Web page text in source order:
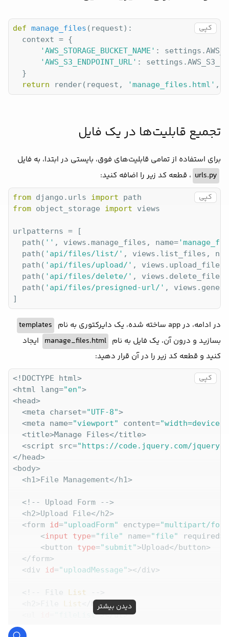
کپی def manage_files ( request):
  context = {
'AWS_STORAGE_BUCKET_NAME' :
'AWS_S3_ENDPOINT_URL' :
  }
return render(request, 'manage_files.html' ,
تجمیع قابلیت‌ها در یک فایل
برای استفاده از تمامی قابلیت‌های فوق، بایستی در ابتدا، به فایل
urls.py ، قطعه کد زیر را اضافه کنید:
کپی from django.urls import
from object_storage import views
urlpatterns = [
  path(
'' , views.manage_files, name=
  path(
'api/files/list/' , views.list_files,
  path(
'api/files/upload/' , views.upload_file,
  path(
'api/files/delete/' , views.delete_file,
  path(
'api/files/presigned-url/' ,
]
در ادامه، در app ساخته شده، یک دایرکتوری به نام
templates
بسازید و درون آن، یک فایل به نام manage_files.html ایجاد
کنید و قطعه کد زیر را در آن قرار دهید:
کپی
<!DOCTYPE html>
<html lang="en">
<head>
  <meta charset=
"UTF-8">
  <meta name=
"viewport" content=
  <title>Manage Files</title>
  <script src=
"https://code.jquery.com/jquery-
</head>
<body>
  <h1>File Management</h1>
  <!-- Upload Form -->
  <h2>Upload File</h2>
  <form
id="uploadForm" enctype="multipart/
      <
input type="file" name="file" required>
      <button
type="submit">Upload</button>
  </form>
  <div
id ="uploadMessage"></div>
  <!-- File
List -->
List </h2>
"fileList"></ul>
دیدن بیشتر